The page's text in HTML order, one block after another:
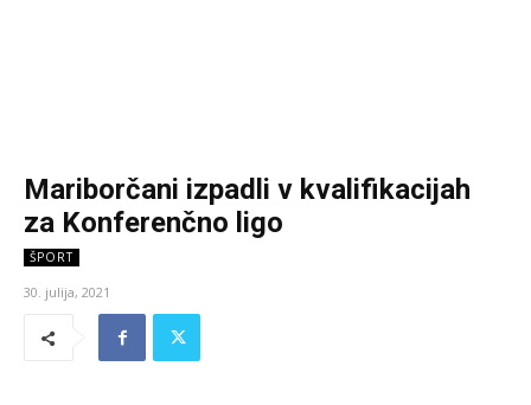
Mariborčani izpadli v kvalifikacijah
za Konferenčno ligo
ŠPORT
30. julija, 2021